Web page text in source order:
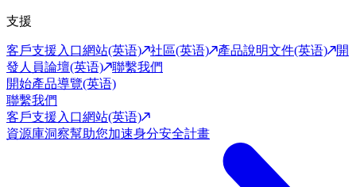
支援
客戶支援入口網站(英语) 社區(英语) 產品說明文件(英语)
開
發人員論壇(英语)
聯繫我們
開始產品導覽(英语)
聯繫我們
客戶支援入口網站(英语)
資源庫洞察幫助您加速身分安全計畫